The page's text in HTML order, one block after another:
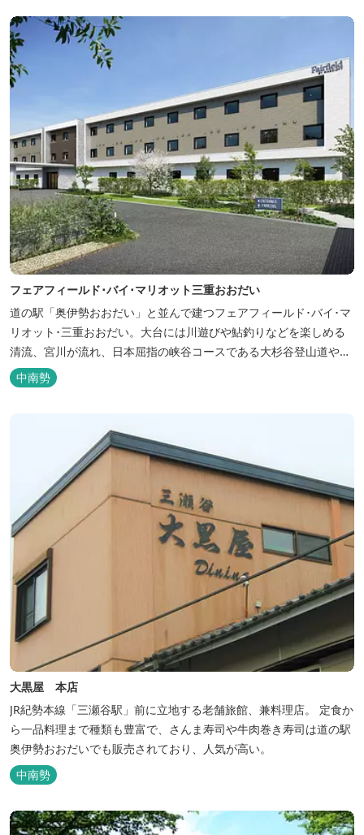
品数...
フェアフィールド･バイ･マリオット三重おおだい
道の駅「奥伊勢おおだい」と並んで建つフェアフィールド･バイ･マ
リオット･三重おおだい。大台には川遊びや鮎釣りなどを楽しめる
清流、宮川が流れ、日本屈指の峡谷コースである大杉谷登山道や、
登山初心者から楽しめる総門山など、表情豊かな山々が連なりま
す。 日本の滝百選に選ばれている七ッ釜滝など、大自然が作り出す
点として、当ホテルは快適さを追...
中南勢
大黒屋 本店
JR紀勢本線「三瀬谷駅」前に立地する老舗旅館、兼料理店。 定食か
ら一品料理まで種類も豊富で、さんま寿司や牛肉巻き寿司は道の駅
奥伊勢おおだいでも販売されており、人気が高い。
中南勢